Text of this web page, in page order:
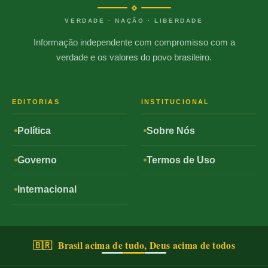
VERDADE · NAÇÃO · LIBERDADE
Informação independente com compromisso com a
verdade e os valores do povo brasileiro.
EDITORIAS
Política
Governo
Internacional
INSTITUCIONAL
Sobre Nós
Termos de Uso
🇧🇷 Brasil acima de tudo, Deus acima de todos